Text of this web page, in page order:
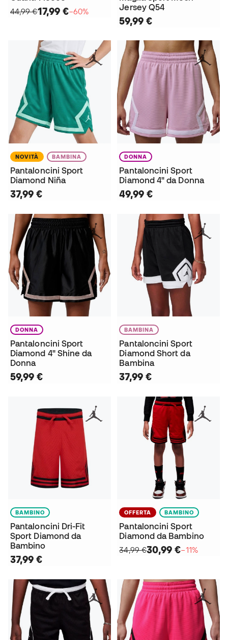
44,99 €17,99 €−60%
Jersey Q54
59,99 €
NOVITÀ BAMBINA
Pantaloncini Sport
Diamond Niña
37,99 €
DONNA
Pantaloncini Sport
Diamond 4" da Donna
49,99 €
DONNA
Pantaloncini Sport
Diamond 4" Shine da
Donna
59,99 €
BAMBINA
Pantaloncini Sport
Diamond Short da
Bambina
37,99 €
BAMBINO
Pantaloncini Dri-Fit
Sport Diamond da
Bambino
37,99 €
OFFERTA BAMBINO
Pantaloncini Sport
Diamond da Bambino
34,99 €30,99 €−11%